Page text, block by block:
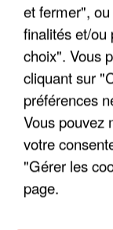
et fermer",
finalités et/
choix". Vous
cliquant sur
préférences
Vous pouvez
votre
"Gérer les
page.